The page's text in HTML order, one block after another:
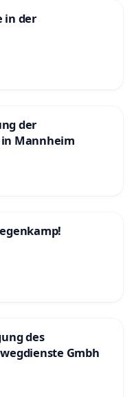
in der
der
Mannheim
des
Gmbh